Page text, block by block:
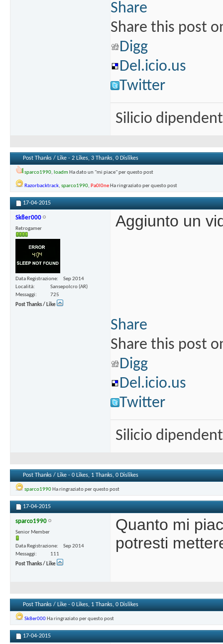
Share
Share this post
Digg
Del.icio.us
Twitter
Silicio
Post Thanks / Like - 2 Likes, 3 Thanks, 0 Dislikes
sparco1990, loadm Ha dato un "mi piace" per questo post
Razorbacktrack, sparco1990, Pa0l0neHa ringraziato per questo post
17-04-2015
Sk8er000
Retrogamer
Data Registrazione
Sep 2014
Località
Sansepolcro (AR)
Messaggi
725
Post Thanks / Like
Aggiunto un
Share
Share this post
Digg
Del.icio.us
Twitter
Silicio
Post Thanks / Like - 0 Likes, 1 Thanks, 0 Dislikes
sparco1990 Ha ringraziato per questo post
17-04-2015
sparco1990
Senior Member
Data Registrazione
Sep 2014
Messaggi
111
Post Thanks / Like
Quanto mi
potresti
Post Thanks / Like - 0 Likes, 1 Thanks, 0 Dislikes
Sk8er000 Ha ringraziato per questo post
17-04-2015